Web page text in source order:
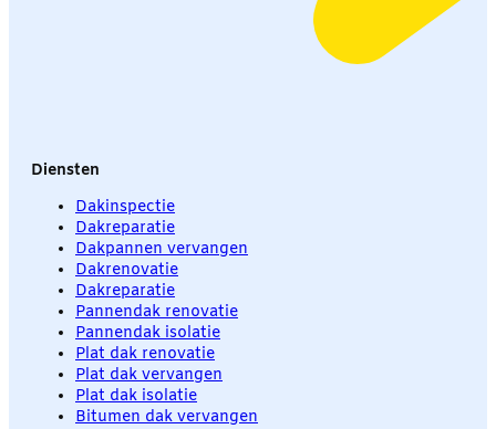
Diensten
Dakinspectie
Dakreparatie
Dakpannen vervangen
Dakrenovatie
Dakreparatie
Pannendak renovatie
Pannendak isolatie
Plat dak renovatie
Plat dak vervangen
Plat dak isolatie
Bitumen dak vervangen